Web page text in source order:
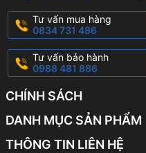
Tư vấn mua hàng
0834 731 486
Tư vấn bảo hành
0988 481 886
CHÍNH SÁCH
DANH MỤC SẢN PHẨM
THÔNG TIN LIÊN HỆ